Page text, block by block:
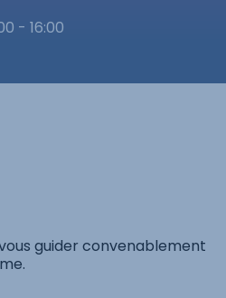
- 16:00
guider convenablement